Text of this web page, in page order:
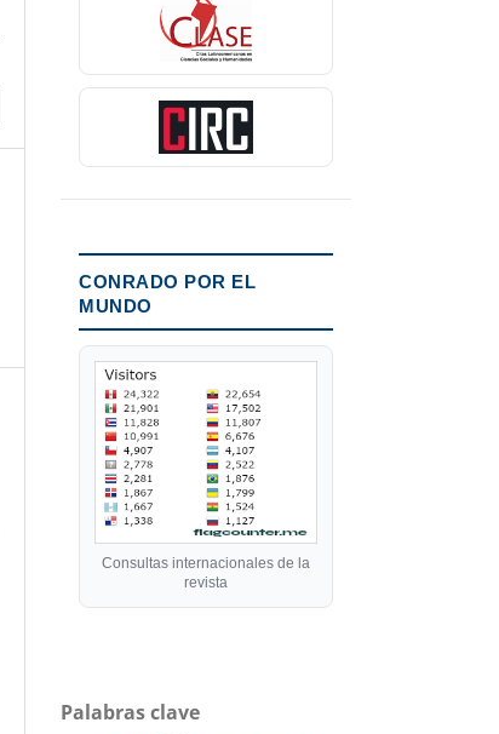
CONRADO POR EL
MUNDO
Consultas internacionales de la
revista
Palabras clave